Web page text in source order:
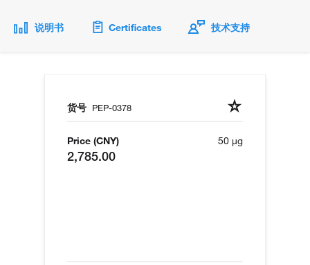
说明书 Certificates 技术支持
货号 PEP-0378
Price (CNY)
2,785.00
50 µg